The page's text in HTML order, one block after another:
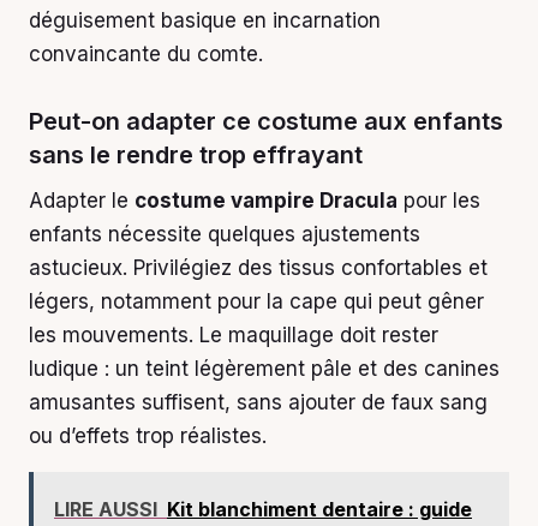
déguisement basique en incarnation
convaincante du comte.
Peut-on adapter ce costume aux enfants
sans le rendre trop effrayant
Adapter le costume vampire Dracula pour les
enfants nécessite quelques ajustements
astucieux. Privilégiez des tissus confortables et
légers, notamment pour la cape qui peut gêner
les mouvements. Le maquillage doit rester
ludique : un teint légèrement pâle et des canines
amusantes suffisent, sans ajouter de faux sang
ou d’effets trop réalistes.
LIRE AUSSI Kit blanchiment dentaire : guide